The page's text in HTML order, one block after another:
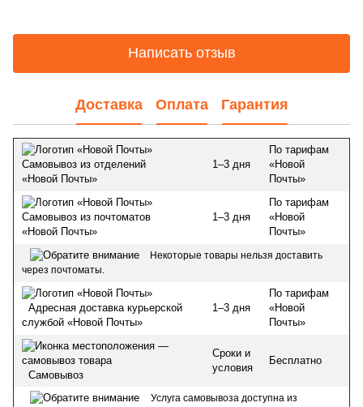
Написать отзыв
Доставка Оплата Гарантия
Самовывоз из отделений
«Новой Почты»
1–3 дня
По тарифам
«Новой
Почты»
Самовывоз из почтоматов
«Новой Почты»
1–3 дня
По тарифам
«Новой
Почты»
Некоторые товары нельзя доставить
через почтоматы.
Адресная доставка курьерской
службой «Новой Почты»
1–3 дня
По тарифам
«Новой
Почты»
Самовывоз
Сроки и
условия
Бесплатно
Услуга самовывоза доступна из